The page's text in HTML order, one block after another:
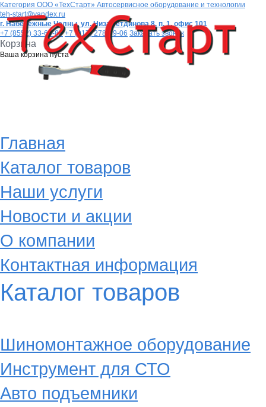
Категория ООО «ТехСтарт» Автосервисное оборудование и технологии
teh-start@yandex.ru
г. Набережные Челны, ул. Низаметдинова 8, п. 1, офис 101
+7 (8552) 33-64-80 +7 (917) 278-99-06 Заказать звонок
Корзина
Ваша корзина пуста
Главная
Каталог товаров
Наши услуги
Новости и акции
О компании
Контактная информация
Каталог товаров
Шиномонтажное оборудование
Инструмент для СТО
Авто подъемники